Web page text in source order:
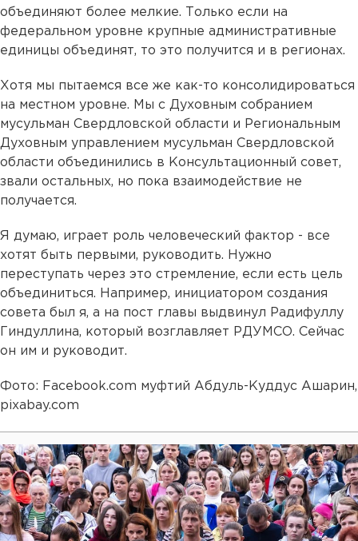
объединяют более мелкие. Только если на
федеральном уровне крупные административные
единицы объединят, то это получится и в регионах.
Хотя мы пытаемся все же как-то консолидироваться
на местном уровне. Мы с Духовным собранием
мусульман Свердловской области и Региональным
Духовным управлением мусульман Свердловской
области объединились в Консультационный совет,
звали остальных, но пока взаимодействие не
получается.
Я думаю, играет роль человеческий фактор - все
хотят быть первыми, руководить. Нужно
переступать через это стремление, если есть цель
объединиться. Например, инициатором создания
совета был я, а на пост главы выдвинул Радифуллу
Гиндуллина, который возглавляет РДУМСО. Сейчас
он им и руководит.
Фото: Facebook.com муфтий Абдуль-Куддус Ашарин,
pixabay.com